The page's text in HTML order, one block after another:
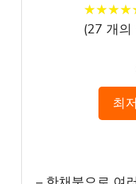
★★★★
★★★★
(27 개의
최